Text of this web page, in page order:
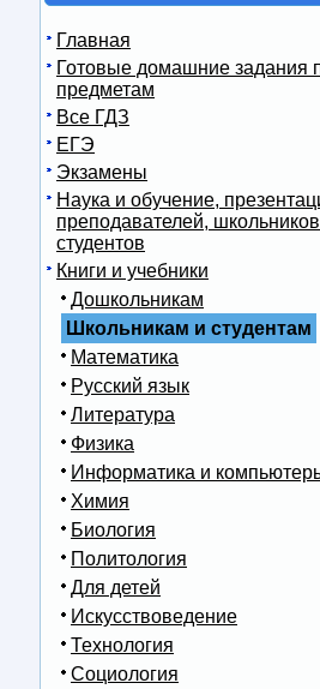
Главная
Готовые домашние задания
предметам
Все ГДЗ
ЕГЭ
Экзамены
Наука и обучение,
преподавателей,
студентов
Книги и учебники
Дошкольникам
Школьникам и студентам
Математика
Русский язык
Литература
Физика
Информатика и
Химия
Биология
Политология
Для детей
Искусствоведение
Технология
Социология